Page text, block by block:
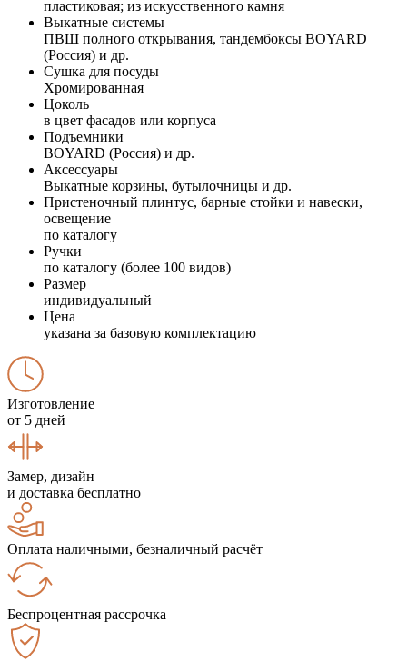
пластиковая; из искусственного камня
Выкатные системы
ПВШ полного открывания, тандембоксы BOYARD
(Россия) и др.
Сушка для посуды
Хромированная
Цоколь
в цвет фасадов или корпуса
Подъемники
BOYARD (Россия) и др.
Аксессуары
Выкатные корзины, бутылочницы и др.
Пристеночный плинтус, барные стойки и навески,
освещение
по каталогу
Ручки
по каталогу (более 100 видов)
Размер
индивидуальный
Цена
указана за базовую комплектацию
Изготовление
от 5 дней
Замер, дизайн
и доставка бесплатно
Оплата наличными, безналичный расчёт
Беспроцентная рассрочка